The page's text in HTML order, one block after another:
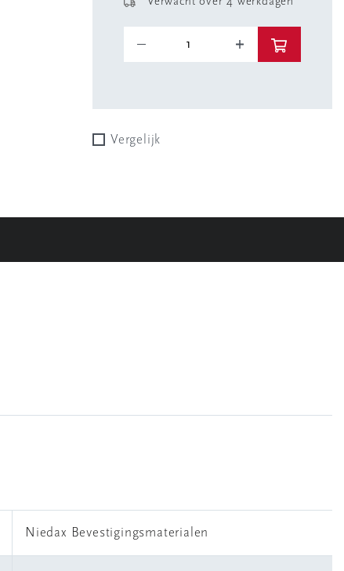
Vergelijk
Niedax Bevestigingsmaterialen